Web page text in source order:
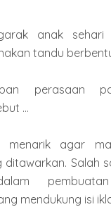
anak sehari
tandu
perasaan
...
menarik agar
ditawarkan. Salah
mendukung isi